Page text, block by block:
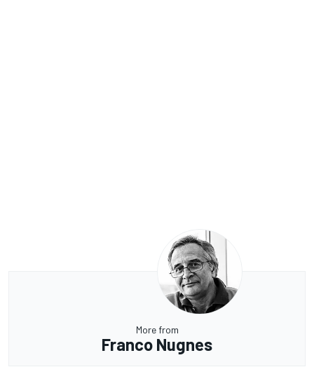
More from
Franco Nugnes